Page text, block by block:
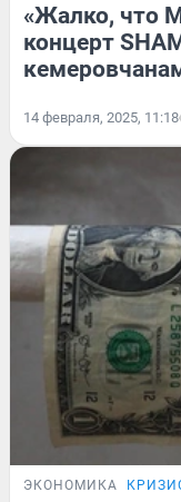
«Жалко, что
концерт
14 февраля, 2025, 11:18
ЭКОНОМИКА